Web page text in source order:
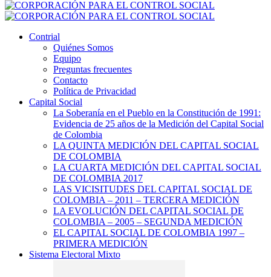
Contrial
Quiénes Somos
Equipo
Preguntas frecuentes
Contacto
Política de Privacidad
Capital Social
La Soberanía en el Pueblo en la Constitución de 1991:
Evidencia de 25 años de la Medición del Capital Social
de Colombia
LA QUINTA MEDICIÓN DEL CAPITAL SOCIAL
DE COLOMBIA
LA CUARTA MEDICIÓN DEL CAPITAL SOCIAL
DE COLOMBIA 2017
LAS VICISITUDES DEL CAPITAL SOCIAL DE
COLOMBIA – 2011 – TERCERA MEDICIÓN
LA EVOLUCIÓN DEL CAPITAL SOCIAL DE
COLOMBIA – 2005 – SEGUNDA MEDICIÓN
EL CAPITAL SOCIAL DE COLOMBIA 1997 –
PRIMERA MEDICIÓN
Sistema Electoral Mixto